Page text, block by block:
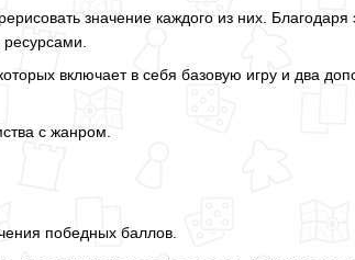
значение каждого из них.
включает в себя базовую игру и два
с жанром.
победных баллов.